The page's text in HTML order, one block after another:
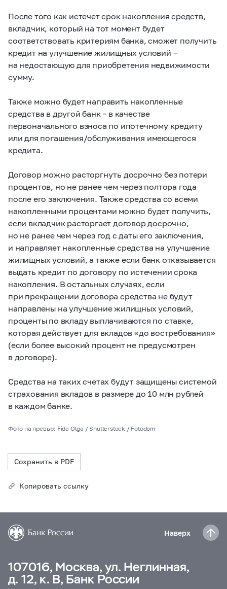
После того как истечет срок накопления средств,
вкладчик, который на тот момент будет
соответствовать критериям банка, сможет получить
кредит на улучшение жилищных условий –
на недостающую для приобретения недвижимости
сумму.
Также можно будет направить накопленные
средства в другой банк – в качестве
первоначального взноса по ипотечному кредиту
или для погашения/обслуживания имеющегося
кредита.
Договор можно расторгнуть досрочно без потери
процентов, но не ранее чем через полтора года
после его заключения. Также средства со всеми
накопленными процентами можно будет получить,
если вкладчик расторгает договор досрочно,
но не ранее чем через год с даты его заключения,
и направляет накопленные средства на улучшение
жилищных условий, а также если банк отказывается
выдать кредит по договору по истечении срока
накопления. В остальных случаях, если
при прекращении договора средства не будут
направлены на улучшение жилищных условий,
проценты по вкладу выплачиваются по ставке,
которая действует для вкладов «до востребования»
(если более высокий процент не предусмотрен
в договоре).
Средства на таких счетах будут защищены системой
страхования вкладов в размере до 10 млн рублей
в каждом банке.
Фото на превью: Fida Olga / Shutterstock / Fotodom
Сохранить в PDF
Копировать ссылку
Наверх
107016, Москва, ул. Неглинная,
д. 12, к. В, Банк России